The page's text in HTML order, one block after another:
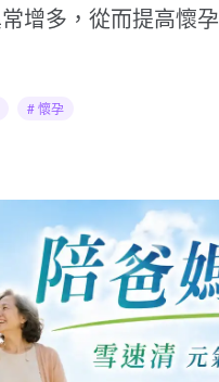
增多，從而提高懷
# 懷孕